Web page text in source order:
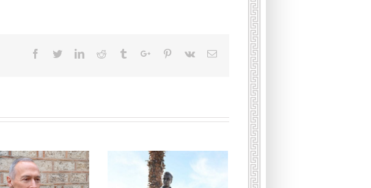
Facebook
TwitterLinkedinReddit TumblrGoogle+Pinterest
Vk Email